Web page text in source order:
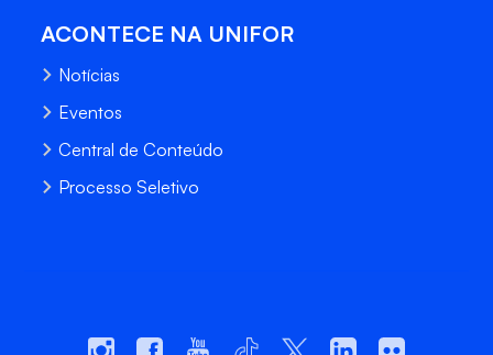
ACONTECE NA UNIFOR
Notícias
Eventos
Central de Conteúdo
Processo Seletivo